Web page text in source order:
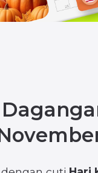
cutiHari
kami ingin
tentang